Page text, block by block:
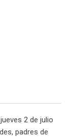
2 de julio
padres de